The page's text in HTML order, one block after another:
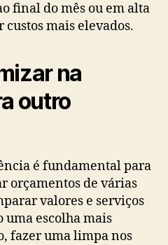
final do mês ou em alta
mais elevados.
na
outro
é fundamental para
orçamentos de várias
valores e serviços
escolha mais
fazer uma limpa nos